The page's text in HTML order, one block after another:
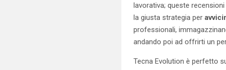
lavorativa; queste
la giusta strategia per
professionali,
andando poi ad offrirti un
Tecna Evolution è perfetto